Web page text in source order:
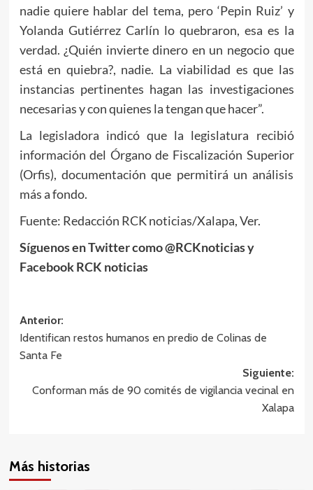
nadie quiere hablar del tema, pero ‘Pepin Ruiz’ y
Yolanda Gutiérrez Carlín lo quebraron, esa es la
verdad. ¿Quién invierte dinero en un negocio que
está en quiebra?, nadie. La viabilidad es que las
instancias pertinentes hagan las investigaciones
necesarias y con quienes la tengan que hacer”.
La legisladora indicó que la legislatura recibió
información del Órgano de Fiscalización Superior
(Orfis), documentación que permitirá un análisis
más a fondo.
Fuente: Redacción RCK noticias/Xalapa, Ver.
Síguenos en Twitter como @RCKnoticias y
Facebook RCK noticias
Navegación
de
Anterior:
Identifican restos humanos en predio de Colinas de
Santa Fe
Siguiente:
Conforman más de 90 comités de vigilancia vecinal en
Xalapa
Más historias